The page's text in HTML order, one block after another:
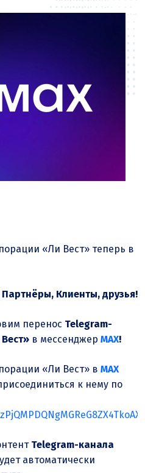
«Ли Вест» теперь в
Клиенты, друзья!
перенос Telegram-
в мессенджер MAX!
«Ли Вест» в MAX
к нему по
Telegram-канала
автоматически